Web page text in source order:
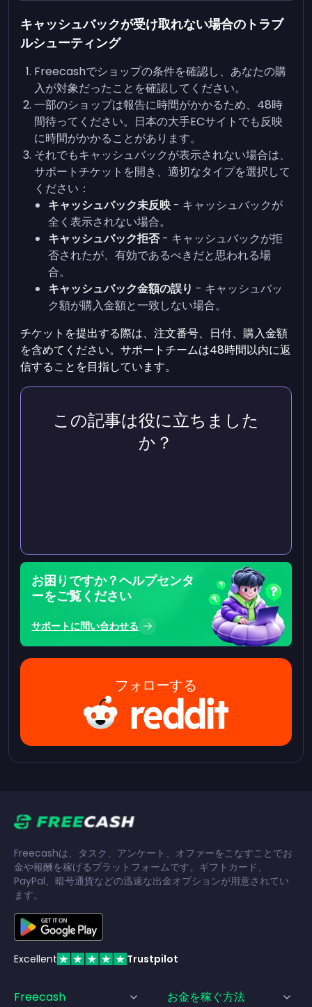
キャッシュバックが受け取れない場合のトラブ
ルシューティング
Freecashでショップの条件を確認し、あなたの購
入が対象だったことを確認してください。
一部のショップは報告に時間がかかるため、48時
間待ってください。日本の大手ECサイトでも反映
に時間がかかることがあります。
それでもキャッシュバックが表示されない場合は、
サポートチケットを開き、適切なタイプを選択して
ください：
キャッシュバック未反映- キャッシュバックが
全く表示されない場合。
キャッシュバック拒否- キャッシュバックが拒
否されたが、有効であるべきだと思われる場
合。
キャッシュバック金額の誤り - キャッシュバッ
ク額が購入金額と一致しない場合。
チケットを提出する際は、注文番号、日付、購入金額
を含めてください。サポートチームは48時間以内に返
信することを目指しています。
この記事は役に立ちました
か？
お困りですか？ヘルプセンタ
ーをご覧ください
サポートに問い合わせる
フォローする
Freecashは、タスク、アンケート、オファーをこなすことでお
金や報酬を稼げるプラットフォームです。ギフトカード、
PayPal、暗号通貨などの迅速な出金オプションが用意されてい
ます。
Excellent Trustpilot
Freecash お金を稼ぐ方法